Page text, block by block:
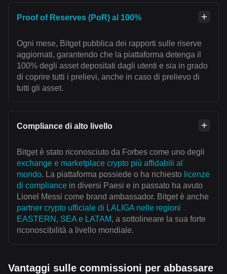
Proof of Reserves (PoR) al 100%
Ogni mese, Bitget pubblica dei rapporti sulle riserve
aggiornati, garantendo che la piattaforma detenga il
100% degli asset depositati dagli utenti e sia in grado
di coprire tutti i prelievi, anche in caso di prelievo di
tutti gli asset.
Compliance di alto livello
Bitget è stato riconosciuto da Forbes come uno degli
exchange e marketplace crypto più affidabili al
mondo. La piattaforma possiede o ha richiesto licenze
di compliance in diversi Paesi e in passato ha avuto
Lionel Messi come brand ambassador. Bitget è anche
partner crypto ufficiale di LALIGA nelle regioni
EASTERN, SEA e LATAM, a sottolineare la sua forte
riconoscibilità a livello mondiale.
Vantaggi sulle commissioni per abbassare